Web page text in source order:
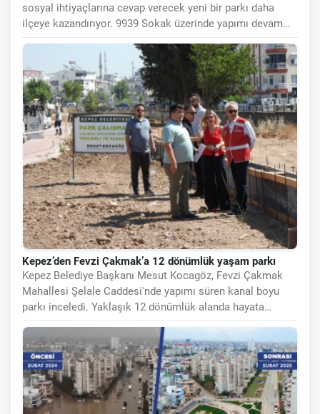
sosyal ihtiyaçlarına cevap verecek yeni bir parkı daha
ilçeye kazandırıyor. 9939 Sokak üzerinde yapımı devam
eden 1.266
Kepez’den Fevzi Çakmak’a 12 dönümlük yaşam parkı
Kepez Belediye Başkanı Mesut Kocagöz, Fevzi Çakmak
Mahallesi Şelale Caddesi'nde yapımı süren kanal boyu
parkı inceledi. Yaklaşık 12 dönümlük alanda hayata
geçirilen proje kapsamında